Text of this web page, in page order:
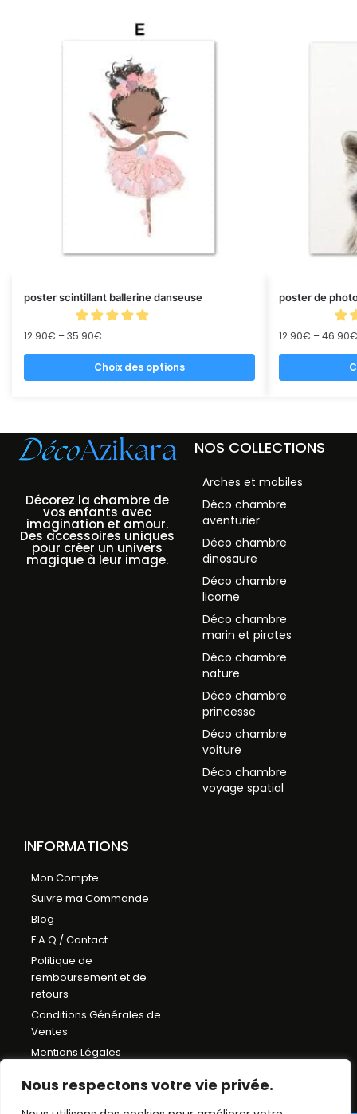
Nous respectons votre vie privée.
poster scintillant ballerine danseuse
12.90€ –35.90€
Choix des options
poster de
12.90€ –46.90€
Décorez la chambre de
vos enfants avec
imagination et amour.
Des accessoires uniques
pour créer un univers
magique à leur image.
NOS COLLECTIONS
Arches et mobiles
Déco chambre
aventurier
Déco chambre
dinosaure
Déco chambre
licorne
Déco chambre
marin et pirates
Déco chambre
nature
Déco chambre
princesse
Déco chambre
voiture
Déco chambre
voyage spatial
INFORMATIONS
Mon Compte
Suivre ma Commande
Blog
F.A.Q / Contact
Politique de
remboursement et de
retours
Conditions Générales de
Ventes
Mentions Légales